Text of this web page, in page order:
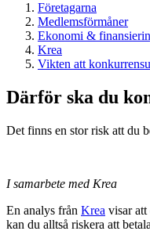
Företagarna
Medlemsförmåner
Ekonomi &
Krea
Vikten att
Därför ska du
Det finns en stor risk att du
I samarbete med Krea
En analys från Krea visar att
kan du alltså riskera att